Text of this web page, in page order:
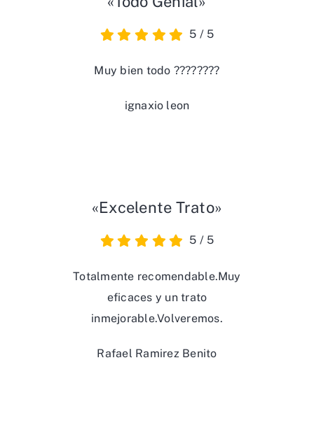
5 / 5
Muy bien todo ????????
ignaxio leon
«Excelente Trato»
5 / 5
Totalmente recomendable.Muy
eficaces y un trato
inmejorable.Volveremos.
Rafael Ramirez Benito